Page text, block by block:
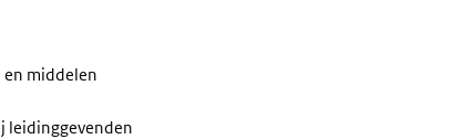
en middelen
leidinggevenden